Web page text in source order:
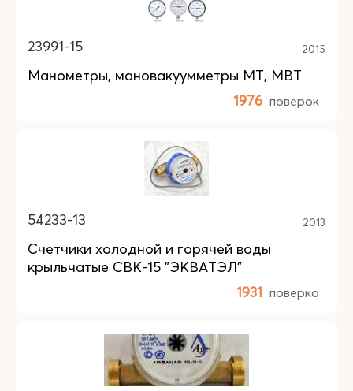
23991-15 2015
Манометры, мановакуумметры МТ, МВТ
1976 поверок
54233-13 2013
Счетчики холодной и горячей воды
крыльчатые СВК-15 "ЭКВАТЭЛ"
1931 поверка